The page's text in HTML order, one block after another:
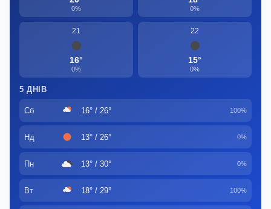
0% 0%
21
16°
0%
22
15°
0%
5 ДНІВ
Сб 16° / 26° 100%
Нд 13° / 26° 0%
Пн 13° / 30° 0%
Вт 18° / 29° 100%